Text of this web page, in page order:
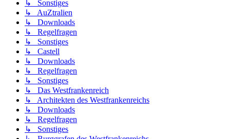
↳ Sonstiges
↳ AuZtralien
↳ Downloads
↳ Regelfragen
↳ Sonstiges
↳ Castell
↳ Downloads
↳ Regelfragen
↳ Sonstiges
↳ Das Westfrankenreich
↳ Architekten des Westfrankenreichs
↳ Downloads
↳ Regelfragen
↳ Sonstiges